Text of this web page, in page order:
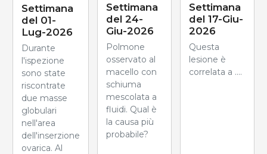
Settimana
del 01-
Lug-2026
Durante
l'ispezione
sono state
riscontrate
due masse
globulari
nell'area
dell'inserzione
ovarica. Al
Settimana
del 24-
Giu-2026
Polmone
osservato al
macello con
schiuma
mescolata a
fluidi. Qual è
la causa più
probabile?
Settimana
del 17-Giu-
2026
Questa
lesione è
correlata a ....